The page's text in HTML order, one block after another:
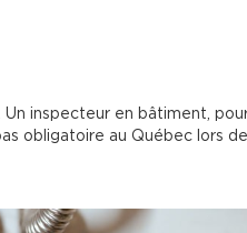
inspecteur en bâtiment,
obligatoire au Québec lors de